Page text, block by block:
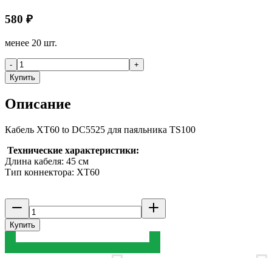
580 ₽
менее 20 шт.
-
+
Купить
Описание
Кабель XT60 to DC5525 для паяльника TS100
Технические характеристики:
Длина кабеля: 45 см
Тип коннектора: XT60
Купить